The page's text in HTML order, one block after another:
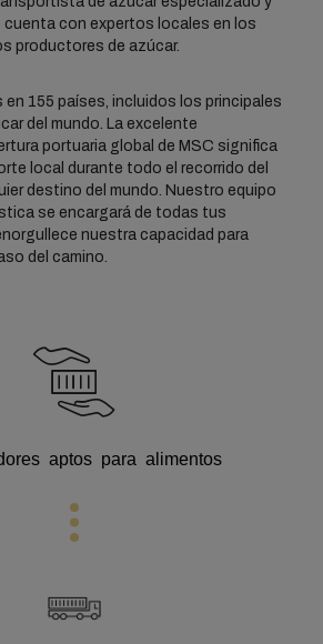
cuenta con expertos locales en los
productores de azúcar.
155 países, incluidos los principales
del mundo. La excelente
portuaria global de MSC significa
local durante todo el recorrido del
destino del mundo. Nuestro equipo
se encargará de todas tus
nuestra capacidad para
del camino.
aptos para alimentos